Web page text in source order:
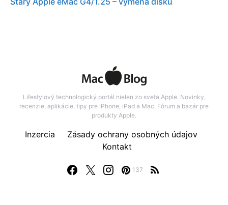
Lifestylový technologický portál nielen zo sveta Apple. Novinky,
recenzie, aplikácie, tipy pre iPhone, iPad a Mac. Fórum a bazár pre
produkty Apple.
137
Inzercia
Zásady ochrany osobných údajov
Kontakt